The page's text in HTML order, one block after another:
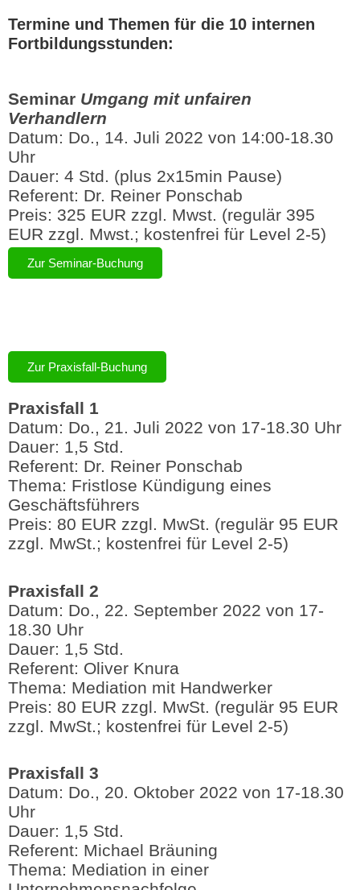
Termine und Themen für die 10 internen
Fortbildungsstunden:
Seminar Umgang mit unfairen
Verhandlern
Datum: Do., 14. Juli 2022 von 14:00-18.30
Uhr
Dauer: 4 Std. (plus 2x15min Pause)
Referent: Dr. Reiner Ponschab
Preis: 325 EUR zzgl. Mwst. (regulär 395
EUR zzgl. Mwst.; kostenfrei für Level 2-5)
Zur Seminar-Buchung
Zur Praxisfall-Buchung
Praxisfall 1
Datum: Do., 21. Juli 2022 von 17-18.30 Uhr
Dauer: 1,5 Std.
Referent: Dr. Reiner Ponschab
Thema: Fristlose Kündigung eines
Geschäftsführers
Preis: 80 EUR zzgl. MwSt. (regulär 95 EUR
zzgl. MwSt.; kostenfrei für Level 2-5)
Praxisfall 2
Datum: Do., 22. September 2022 von 17-
18.30 Uhr
Dauer: 1,5 Std.
Referent: Oliver Knura
Thema: Mediation mit Handwerker
Preis: 80 EUR zzgl. MwSt. (regulär 95 EUR
zzgl. MwSt.; kostenfrei für Level 2-5)
Praxisfall 3
Datum: Do., 20. Oktober 2022 von 17-18.30
Uhr
Dauer: 1,5 Std.
Referent: Michael Bräuning
Thema: Mediation in einer